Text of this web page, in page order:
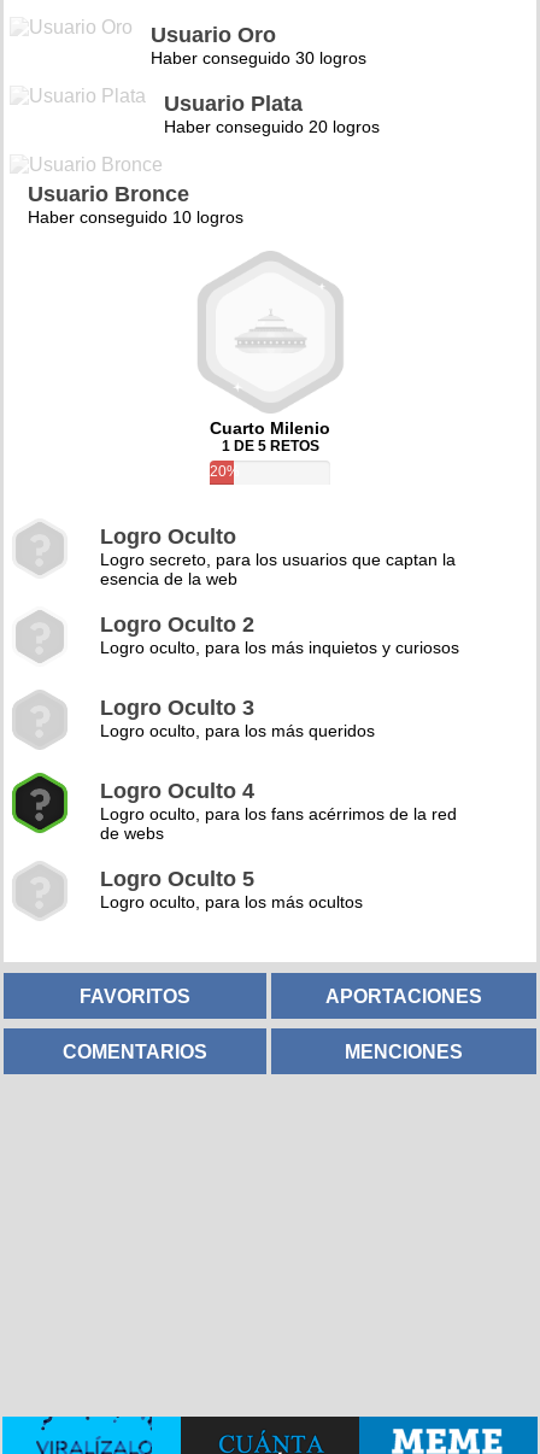
Usuario Oro
Haber conseguido 30 logros
Usuario Plata
Haber conseguido 20 logros
Usuario Bronce
Haber conseguido 10 logros
Cuarto Milenio
1 DE 5 RETOS
20%
Logro Oculto
Logro secreto, para los usuarios que captan la
esencia de la web
Logro Oculto 2
Logro oculto, para los más inquietos y curiosos
Logro Oculto 3
Logro oculto, para los más queridos
Logro Oculto 4
Logro oculto, para los fans acérrimos de la red
de webs
Logro Oculto 5
Logro oculto, para los más ocultos
FAVORITOS APORTACIONES
COMENTARIOS MENCIONES